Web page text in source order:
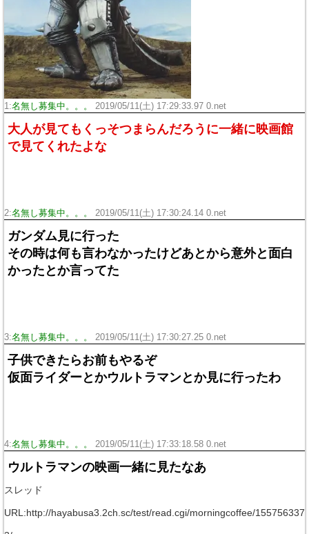
1:名無し募集中。。。 2019/05/11(土) 17:29:33.97 0.net
大人が見てもくっそつまらんだろうに一緒に映画館
で見てくれたよな
2:名無し募集中。。。 2019/05/11(土) 17:30:24.14 0.net
ガンダム見に行った
その時は何も言わなかったけどあとから意外と面白
かったとか言ってた
3:名無し募集中。。。 2019/05/11(土) 17:30:27.25 0.net
子供できたらお前もやるぞ
仮面ライダーとかウルトラマンとか見に行ったわ
4:名無し募集中。。。 2019/05/11(土) 17:33:18.58 0.net
ウルトラマンの映画一緒に見たなあ
スレッド
URL:http://hayabusa3.2ch.sc/test/read.cgi/morningcoffee/155756337